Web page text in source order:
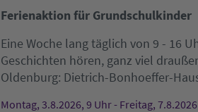
Ferienaktion für Grundschulkinder
Eine Woche lang täglich von 9 - 16
Geschichten hören, ganz viel
Oldenburg: Dietrich-Bonhoeffer-
Montag, 3.8.2026, 9 Uhr - Freitag,